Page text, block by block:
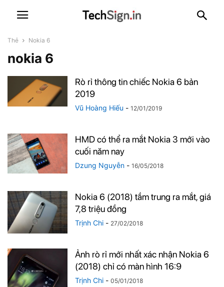
Thẻ Nokia 6
nokia 6
Rò rỉ thông tin chiếc Nokia 6 bản
2019
Vũ Hoàng Hiếu - 12/01/2019
HMD có thể ra mắt Nokia 3 mới vào
cuối năm nay
Dzung Nguyễn - 16/05/2018
Nokia 6 (2018) tầm trung ra mắt, giá
7,8 triệu đồng
Trịnh Chi - 27/02/2018
Ảnh rò rỉ mới nhất xác nhận Nokia 6
(2018) chỉ có màn hình 16:9
Trịnh Chi - 05/01/2018